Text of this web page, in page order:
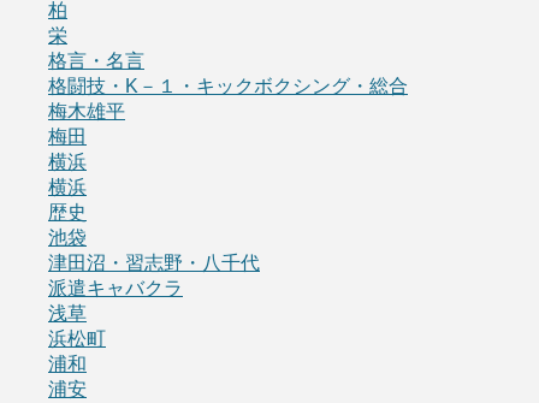
柏
栄
格言・名言
格闘技・K－１・キックボクシング・総合
梅木雄平
梅田
横浜
横浜
歴史
池袋
津田沼・習志野・八千代
派遣キャバクラ
浅草
浜松町
浦和
浦安